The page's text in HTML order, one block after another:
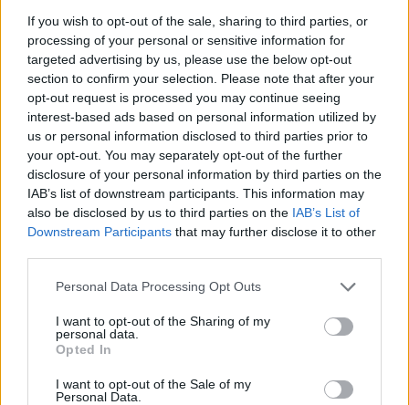
If you wish to opt-out of the sale, sharing to third parties, or
processing of your personal or sensitive information for
targeted advertising by us, please use the below opt-out
section to confirm your selection. Please note that after your
opt-out request is processed you may continue seeing
interest-based ads based on personal information utilized by
us or personal information disclosed to third parties prior to
your opt-out. You may separately opt-out of the further
disclosure of your personal information by third parties on the
IAB’s list of downstream participants. This information may
also be disclosed by us to third parties on the IAB’s List of
Downstream Participants that may further disclose it to other
Please note that this website/app uses one or more Google
not limited to your visit or usage behaviour. You may click to
grant or deny consent to Google and its third-party tags to
use your data for below specified purposes in below Google
consent section.
Personal Data Processing Opt Outs
I want to opt-out of the Sharing of my
personal data.
Opted In
I want to opt-out of the Sale of my
Personal Data.
συνεπάγεται δυνάμεις G που θα ήταν απαγορευτικές
για τον μέσο επιβάτη, υποδεικνύοντας ότι η
συγκεκριμένη εφαρμογή δεν στοχεύει αποκλειστικά
στην αστική μετακίνηση, αλλά ανοίγει δρόμους για
βιομηχανικές και αεροδιαστημικές χρήσεις.
Οπτικά, το αποτέλεσμα ήταν καθηλωτικό. Στα πλάνα
που αποδεσμεύτηκαν, το όχημα εμφανίζεται ως μια
θολή, ασημένια γραμμή που διασχίζει την πίστα,
αφήνοντας πίσω του ένα χαρακτηριστικό ίχνος
ομίχλης – αποτέλεσμα της ακαριαίας διαταραχής του
αέρα και των έντονων ηλεκτρομαγνητικών πεδίων.
Πέρα από τα σύνορα των μεταφορών
Οι αναλυτές του κλάδου επισημαίνουν ότι η σημασία
γρηγορότερου τρένου. Η τεχνογνωσία που